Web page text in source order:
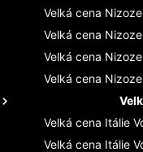
Velká cena
Velká cena
Velká cena
Velká cena
Velká cena Itálie
Velká cena Itálie